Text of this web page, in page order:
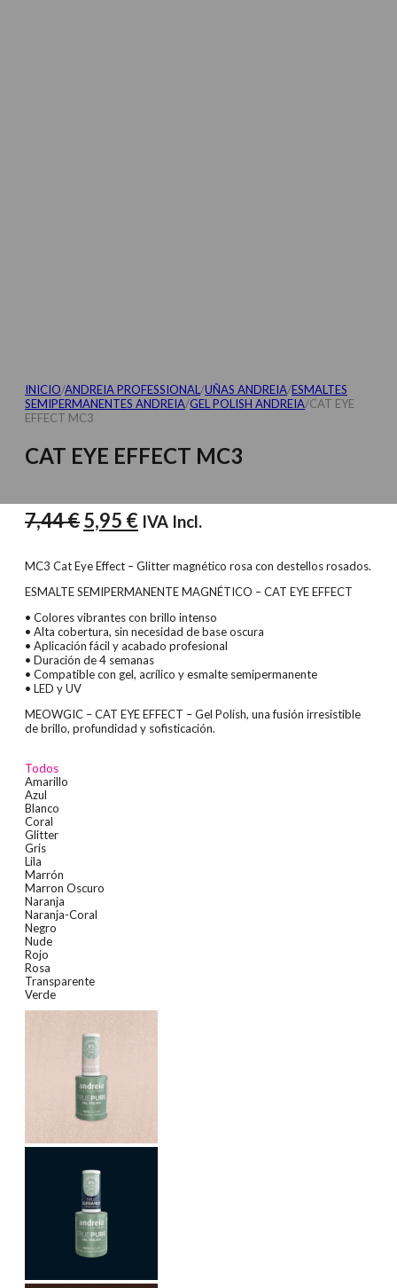
INICIO/ANDREIA PROFESSIONAL /UÑAS ANDREIA/ESMALTES
SEMIPERMANENTES ANDREIA/GEL POLISH ANDREIA/CAT EYE
EFFECT MC3
CAT EYE EFFECT MC3
7,44€El
original
era:
7,44 €.
5,95 €El
actual
es:
5,95 €.
IVA Incl.
MC3 Cat Eye Effect – Glitter magnético rosa con destellos rosados.
ESMALTE SEMIPERMANENTE MAGNÉTICO – CAT EYE EFFECT
• Colores vibrantes con brillo intenso
• Alta cobertura, sin necesidad de base oscura
• Aplicación fácil y acabado profesional
• Duración de 4 semanas
• Compatible con gel, acrílico y esmalte semipermanente
• LED y UV
MEOWGIC – CAT EYE EFFECT – Gel Polish, una fusión irresistible
de brillo, profundidad y sofisticación.
Todos
Amarillo
Azul
Blanco
Coral
Glitter
Gris
Lila
Marrón
Marron Oscuro
Naranja
Naranja-Coral
Negro
Nude
Rojo
Rosa
Transparente
Verde